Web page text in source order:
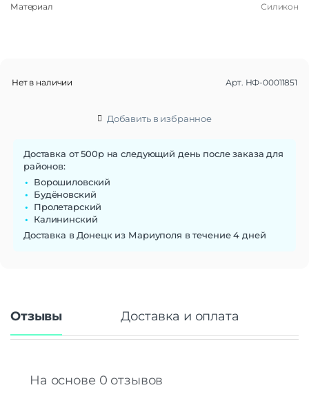
Материал Силикон
Нет в наличии Арт. НФ-00011851
Добавить в избранное
Доставка от 500р на следующий день после заказа для
районов:
Ворошиловский
Будёновский
Пролетарский
Калининский
Доставка в Донецк из Мариуполя в течение 4 дней
Отзывы Доставка и оплата
На основе 0 отзывов